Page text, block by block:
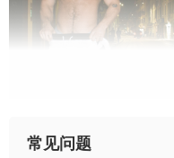
常见问题